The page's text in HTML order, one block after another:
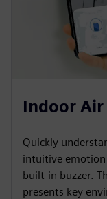
Indoor Air
Quickly
intuitive
built-in buzzer.
presents key